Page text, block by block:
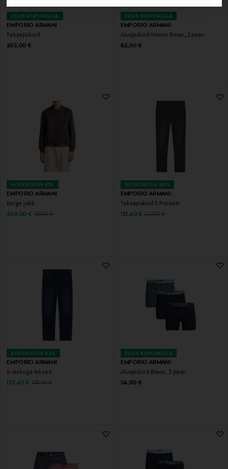
EELIS KUPONGIGA
EMPORIO ARMANI
Teksapüksid
Original Price
265,00 €
EELIS KUPONGIGA
EMPORIO ARMANI
Aluspüksid Woven Boxer, 2 paari
Original Price
82,90 €
SOODUSTUS 61%
EMPORIO ARMANI
Kerge jakk
Discounted Price
299,00 € Original Price
759,90 €
SOODUSTUS 40%
EMPORIO ARMANI
Teksapüksid 5 Pockets
Discounted Price
131,40 € Original Price
220,00 €
SOODUSTUS 42%
EMPORIO ARMANI
5-taskuga teksad
Discounted Price
137,40 € Original Price
235,00 €
EELIS KUPONGIGA
EMPORIO ARMANI
Aluspüksid Boxer, 3 paari
Original Price
54,90 €